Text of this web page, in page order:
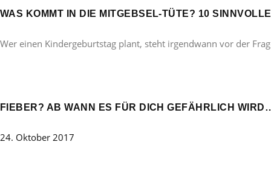
WAS KOMMT IN DIE MITGEBSEL-TÜTE? 10
Wer einen Kindergeburtstag plant, steht irgendwann vor der
FIEBER? AB WANN ES FÜR DICH GEFÄHRLICH
24. Oktober 2017